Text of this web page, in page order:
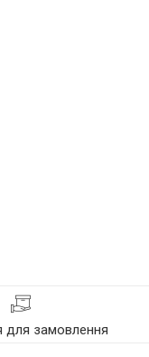
для замовлення